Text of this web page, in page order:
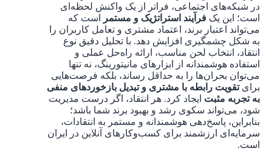
در شبکه‌های اجتماعی، فراتر از یک واکنش لحظه‌ای
است؛ این یک فرآیند استراتژیک و مستمر
است که
می‌تواند اعتبار برند، اعتماد مشتری و تعامل کاربران را
به شکل چشمگیری افزایش دهد. با تحلیل دقیق نوع
انتقاد، انتخاب لحن مناسب، ارائه راه‌حل عملی و
استفاده هوشمندانه از ابزارهای مانیتورینگ، نه تنها
می‌توان بحران‌ها را به حداقل رساند، بلکه فرصت‌هایی
برایتقویت رابطه با مشتری و تبدیل بازخوردهای منفی
به تجربه مثبت ایجاد کرد. هر انتقاد، اگر درست مدیریت
شود، می‌تواند سکوی رشد و بهبود برند شما باشد؛
بنابراین، پاسخ‌دهی هوشمندانه و مستمر به انتقادات،
سرمایه‌ای ارزشمند برای کسب‌وکارهای آنلاین در ایران
است.